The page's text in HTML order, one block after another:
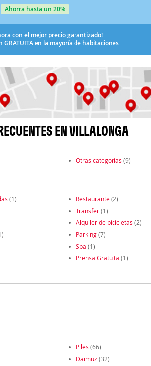
ahorra hasta un 20%
con el mejor precio garantizado!
GRATUITAen la mayoría de habitaciones
EN VILLALONGA
Otras categorías (9)
(1) Restaurante(2)
Transfer(1)
Alquiler de bicicletas (2)
Parking(7)
Spa (1)
Prensa Gratuita (1)
Piles (66)
Daimuz (32)